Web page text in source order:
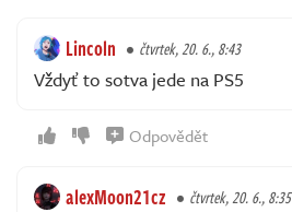
Lincoln čtvrtek, 20. 6., 8:43
Vždyť to sotva jede na PS5
Odpovědět
alexMoon21cz čtvrtek, 20. 6., 8:35